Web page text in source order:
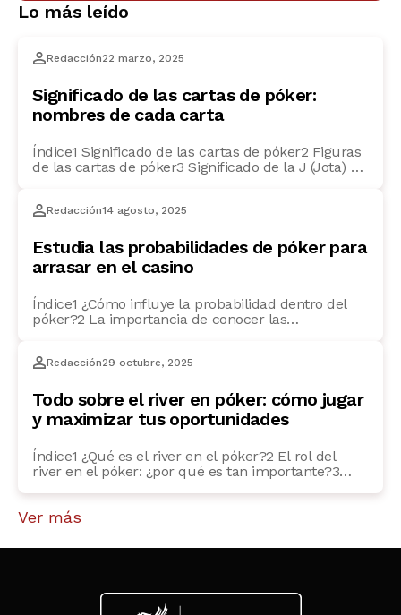
Lo más leído
Redacción22 marzo, 2025
Significado de las cartas de póker:
nombres de cada carta
Índice1 Significado de las cartas de póker2 Figuras
de las cartas de póker3 Significado de la J (Jota) en
póker?7 ¿Qué figura vale más en el póker? Si
Redacción14 agosto, 2025
Estudia las probabilidades de póker para
arrasar en el casino
Índice1 ¿Cómo influye la probabilidad dentro del
póker?2 La importancia de conocer las
Métodos básicos para calcular las probabilidades
en póker para mejorar tu juego?6 Probabilidad de
cartas en el póker: ¿qué […]
Redacción29 octubre, 2025
Todo sobre el river en póker: cómo jugar
y maximizar tus oportunidades
Índice1 ¿Qué es el river en el póker?2 El rol del
river en el póker: ¿por qué es tan importante?3
Los errores comunes en el river de póker6 FAQs
Ver más